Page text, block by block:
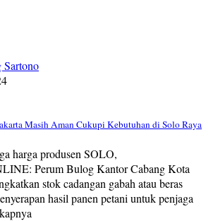
Sartono
Masih Aman Cukupi Kebutuhan di Solo Raya
harga produsen SOLO,
Perum Bulog Kantor Cabang Kota
stok cadangan gabah atau beras
hasil panen petani untuk penjaga